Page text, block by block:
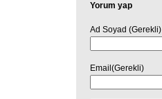
Yorum yap
Ad Soyad (Gerekli)
Email(Gerekli)